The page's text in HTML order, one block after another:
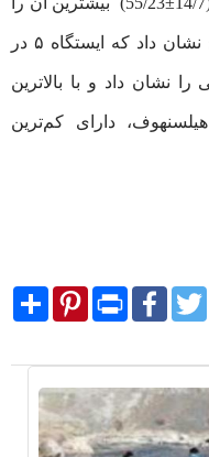
طی سال به خود اختصاص دادند. نتایج نشان داد که ایستگاه ۵ در
نشان داد و با بالاترین
دارای کم‌ترین
SharePinterest Print
FacebookTwitter